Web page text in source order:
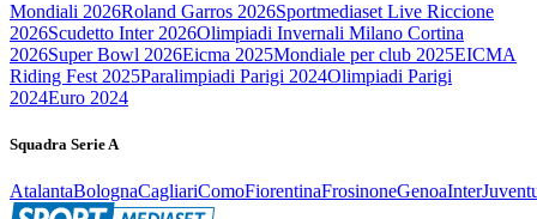
Mondiali 2026Roland Garros 2026Sportmediaset Live Riccione
2026Scudetto Inter 2026Olimpiadi Invernali Milano Cortina
2026Super Bowl 2026Eicma 2025Mondiale per club 2025EICMA
Riding Fest 2025Paralimpiadi Parigi 2024Olimpiadi Parigi
2024Euro 2024
Squadra Serie A
AtalantaBolognaCagliariComoFiorentinaFrosinoneGenoaInter